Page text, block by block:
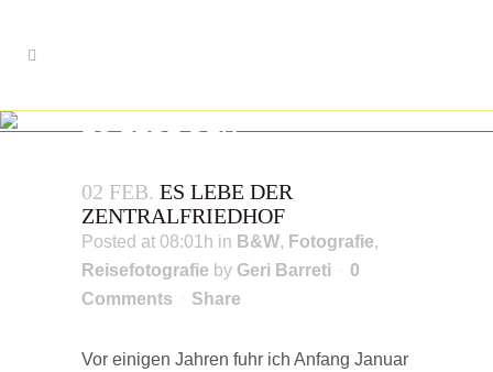
02 FEB. ES LEBE DER
ZENTRALFRIEDHOF
Posted at 08:01h in B&W, Fotografie,
Reisefotografie by Geri Barreti
0
Comments
Share
Vor einigen Jahren fuhr ich Anfang Januar